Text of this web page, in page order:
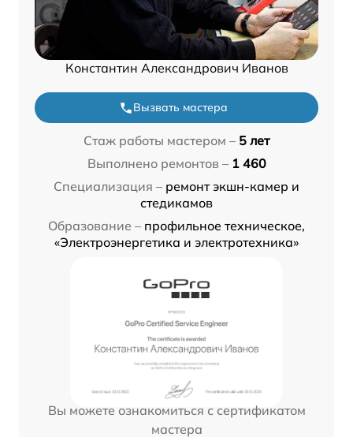
Константин Александрович Иванов
Вызвать мастера
Стаж работы мастером – 5 лет
Выполнено ремонтов – 1 460
Специализация – ремонт экшн-камер и
стедикамов
Образование – профильное техническое,
«Электроэнергетика и электротехника»
Вы можете ознакомиться с сертификатом
мастера